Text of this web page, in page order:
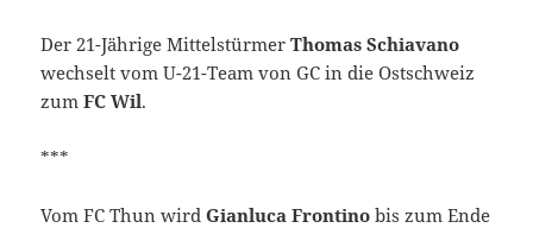
Der 21-Jährige MittelstürmerThomas Schiavano
wechselt vom U-21-Team von GC in die Ostschweiz
zumFC Wil.
***
Vom FC Thun wirdGianluca Frontino bis zum Ende